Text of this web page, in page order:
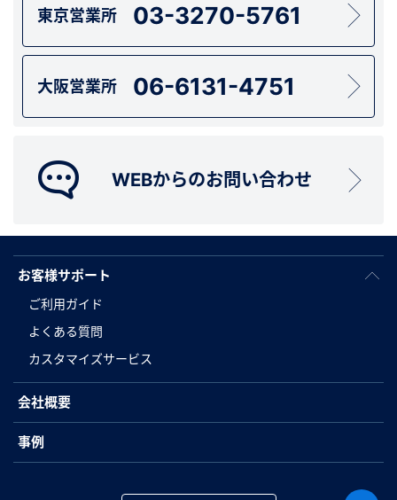
東京営業所 03-3270-5761
大阪営業所 06-6131-4751
WEBからのお問い合わせ
お客様サポート
ご利用ガイド
よくある質問
カスタマイズサービス
会社概要
事例